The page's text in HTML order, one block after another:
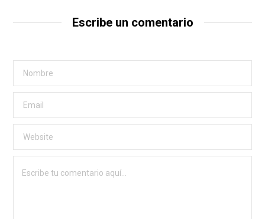
Escribe un comentario